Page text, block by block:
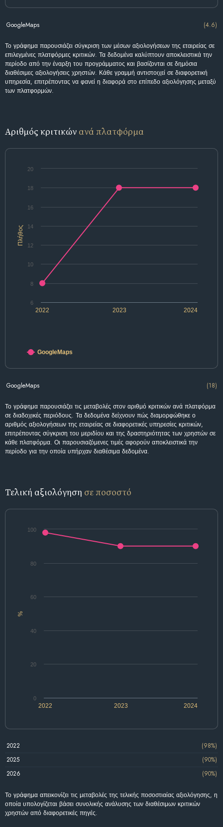
GoogleMaps (4.6)
Το γράφημα παρουσιάζει σύγκριση των μέσων αξιολογήσεων της εταιρείας σε
επιλεγμένες πλατφόρμες κριτικών. Τα δεδομένα καλύπτουν αποκλειστικά την
περίοδο από την έναρξη του προγράμματος και βασίζονται σε δημόσια
διαθέσιμες αξιολογήσεις χρηστών. Κάθε γραμμή αντιστοιχεί σε διαφορετική
υπηρεσία, επιτρέποντας να φανεί η διαφορά στο επίπεδο αξιολόγησης μεταξύ
των πλατφορμών.
Αριθμός κριτικών ανά πλατφόρμα
Πλήθος
2022 2023 2024
6
8
10
12
14
16
18
20
GoogleMaps
GoogleMaps (18)
Το γράφημα παρουσιάζει τις μεταβολές στον αριθμό κριτικών ανά πλατφόρμα
σε διαδοχικές περιόδους. Τα δεδομένα δείχνουν πώς διαμορφώθηκε ο
αριθμός αξιολογήσεων της εταιρείας σε διαφορετικές υπηρεσίες κριτικών,
επιτρέποντας σύγκριση του μεριδίου και της δραστηριότητας των χρηστών σε
κάθε πλατφόρμα. Οι παρουσιαζόμενες τιμές αφορούν αποκλειστικά την
περίοδο για την οποία υπήρχαν διαθέσιμα δεδομένα.
Τελική αξιολόγηση σε ποσοστό
%
2022 2023 2024
0
20
40
60
80
100
2022
(98%)
2025
(90%)
2026
(90%)
Το γράφημα απεικονίζει τις μεταβολές της τελικής ποσοστιαίας αξιολόγησης, η
οποία υπολογίζεται βάσει συνολικής ανάλυσης των διαθέσιμων κριτικών
χρηστών από διαφορετικές πηγές.